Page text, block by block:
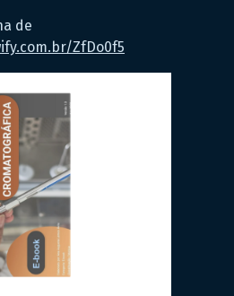
de
ZfDo0f5